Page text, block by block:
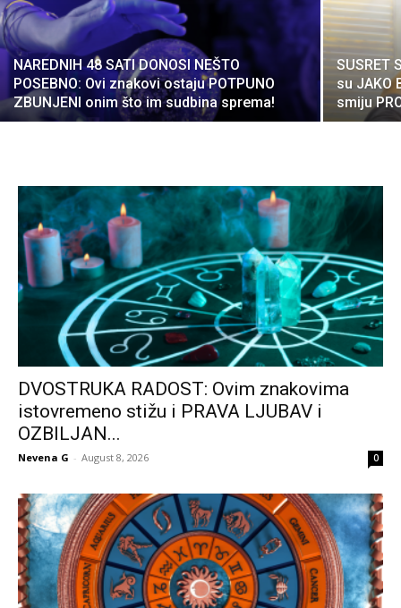
NAREDNIH 48 SATI DONOSI NEŠTO
POSEBNO: Ovi znakovi ostaju POTPUNO
ZBUNJENI onim što im sudbina sprema!
SUSRET
su JAKO
smiju
DVOSTRUKA RADOST: Ovim znakovima
istovremeno stižu i PRAVA LJUBAV i
OZBILJAN...
Nevena G - August 8, 2026 0